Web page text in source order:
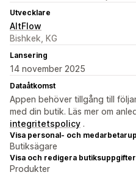
Utvecklare
AltFlow
Bishkek, KG
Lansering
14 november 2025
Dataåtkomst
Appen behöver tillgång till
med din butik. Läs mer om
integritetspolicy .
Visa personal- och
Butiksägare
Visa och redigera
Produkter